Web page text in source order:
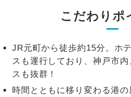
こだわりポ
JR元町から徒歩約15分。ホ
スも運行しており、神戸市
スも抜群！
時間とともに移り変わる港
1名様催行
1名様から出発
2名様催行
2名様から出
す。
おひとり様参
加限定
スです。